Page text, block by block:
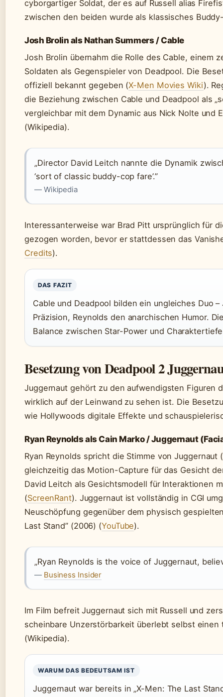
cyborgartiger Soldat, der es auf Russell alias
zwischen den beiden wurde als klassisches
Josh Brolin als Nathan Summers / Cable
Josh Brolin übernahm die Rolle des Cable, einem
Soldaten als Gegenspieler von Deadpool. Die
offiziell bekannt gegeben (X-Men Movies Wiki).
die Beziehung zwischen Cable und Deadpool als
vergleichbar mit dem Dynamic aus Nick Nolte und
(Wikipedia).
„Director David Leitch nannte die Dynamik
‘sort of classic buddy-cop fare’.”
— Wikipedia
Interessanterweise war Brad Pitt ursprünglich für
gezogen worden, bevor er stattdessen das
Credits).
DAS FAZIT
Cable und Deadpool bilden ein ungleiches Duo
Präzision, Reynolds den anarchischen Humor.
Balance zwischen Star-Power und
Besetzung von Deadpool 2
Juggernaut gehört zu den aufwendigsten Figuren
wirklich auf der Leinwand zu sehen ist. Die
wie Hollywoods digitale Effekte und
Ryan Reynolds als Cain Marko / Juggernaut
Ryan Reynolds spricht die Stimme von
gleichzeitig das Motion-Capture für das Gesicht
David Leitch als Gesichtsmodell für Interaktionen
(ScreenRant). Juggernaut ist vollständig in CGI
Neuschöpfung gegenüber dem physisch
Last Stand” (2006) (YouTube).
„Ryan Reynolds is the voice of Juggernaut,
— Business Insider
Im Film befreit Juggernaut sich mit Russell und
scheinbare Unzerstörbarkeit überlebt selbst einen
(Wikipedia).
WARUM DAS BEDEUTSAM IST
Juggernaut war bereits in „X-Men: The Last